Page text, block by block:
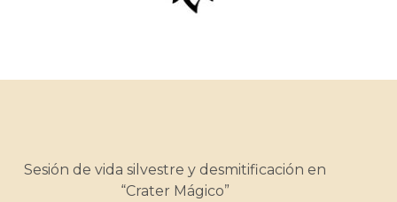
Sesión de vida silvestre y desmitificación en
“Crater Mágico”